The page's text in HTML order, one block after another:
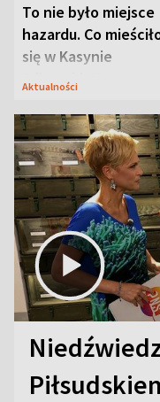
To nie było miejsce
hazardu. Co
się w Kasynie
Oficerskim?
Aktualności